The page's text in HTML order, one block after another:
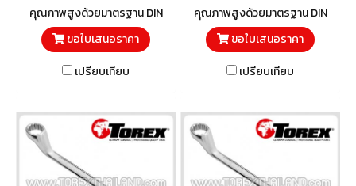
คุณภาพสูงด้วยมาตรฐาน DIN
838 และวัสดุโครมวานาเดียม
ขอใบเสนอราคา
เปรียบเทียบ
คุณภาพสูงด้วยมาตรฐาน DIN
838 และวัสดุโครมวานาเดียม
ขอใบเสนอราคา
เปรียบเทียบ